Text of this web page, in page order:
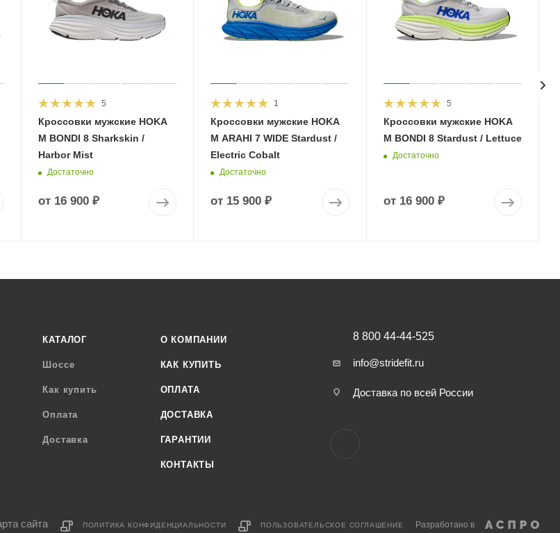
5
Кроссовки мужские HOKA
M BONDI 8 Sharkskin /
Harbor Mist
Достаточно
от 16 900 ₽
1
Кроссовки мужские HOKA
M ARAHI 7 WIDE Stardust /
Electric Cobalt
Достаточно
от 15 900 ₽
5
Кроссовки мужские HOKA
M BONDI 8 Stardust / Lettuce
Достаточно
от 16 900 ₽
КАТАЛОГ
Шоссе
Как купить
Оплата
Доставка
О КОМПАНИИ
КАК КУПИТЬ
ОПЛАТА
ДОСТАВКА
ГАРАНТИИ
КОНТАКТЫ
8 800 44-44-525
info@stridefit.ru
Доставка по всей России
сайта ПОЛИТИКА КОНФИДЕНЦИАЛЬНОСТИ ПОЛЬЗОВАТЕЛЬСКОЕ СОГЛАШЕНИЕ Разработано в